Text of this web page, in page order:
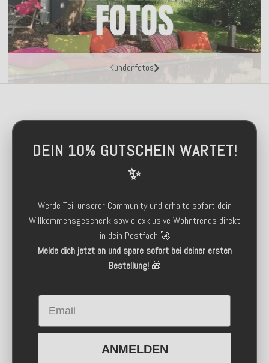
Kundenfotos
DEIN 10% GUTSCHEIN WARTET!
✨
Werde Teil unserer Community und erhalte sofort dein
Willkommensgeschenk sowie exklusive Wohntrends direkt
in dein Postfach 🚀
Melde dich jetzt an und spare sofort bei deiner ersten
Bestellung!🎁
Email
ANMELDEN